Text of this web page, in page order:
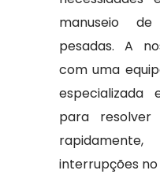
manuseio
pesadas. A
com uma
especializada
para resolver
rapidamente,
interrupções